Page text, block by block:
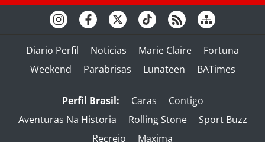
Diario Perfil Noticias Marie Claire
Fortuna
Weekend
Parabrisas Lunateen BATimes
Perfil Brasil: Caras
Contigo
Aventuras Na Historia
Rolling Stone
Sport Buzz
Recreio
Maxima